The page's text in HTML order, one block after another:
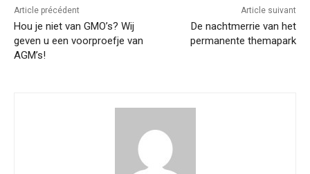
Article précédent
Hou je niet van GMO’s? Wij
geven u een voorproefje van
AGM’s!
Article suivant
De nachtmerrie van het
permanente themapark